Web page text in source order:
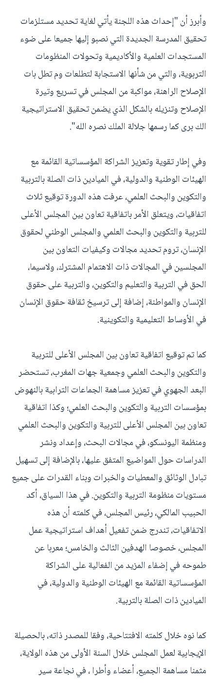
وأبرز أن "إحداث هذه اللجنة يأتي لغاية تحديد مستلزمات
تحقيق المدرسة الجديدة التي نصبو إليها جميعا على ضوء
المستجدات العلمية والأكاديمية وتحولات المنظومات
التربوية، والتي من شأنها الاستجابة لتطلعات وم تطل بات
الإصلاح الراهنة، مواكبة من المجلس في تسريع وتيرة
الإصلاح وتنزيله بالشكل الذي يضمن تحقيق الاستراتيجية
الك برى كما رسمها جلالة الملك نصره الله".
وفي إطار تقوية وتعزيز الشراكة المؤسساتية القائمة مع
الهيئات الوطنية والدولية، في الميادين ذات الصلة بالتربية
والتكوين والبحث العلمي، عرفت هذه الدورة توقيع ثلاث
اتفاقيات، ويتعلق الأمر باتفاقية تعاون بين المجلس الأعلى
للتربية والتكوين والبحث العلمي والمجلس الوطني لحقوق
الإنسان، تروم تحديد مجالات وكيفيات التعاون بين
المجلسين في المجالات ذات الاهتمام المشترك، ولاسيما،
الحق في التربية والتعليم والتكوين، والتربية على حقوق
الإنسان والمواطنة، إضافة إلى ترسيخ ثقافة حقوق الإنسان
في الأوساط التعليمية والتكوينية.
كما تم توقيع اتفاقية تعاون بين المجلس الأعلى للتربية
والتكوين والبحث العلمي وجمعية جهات المغرب، تستحضر
البعد الجهوي في تعزيز مساهمة الجماعات الترابية بالنهوض
بمؤسسات التربية والتكوين والبحث العلمي؛ وكذا اتفاقية
تعاون بين المجلس الأعلى للتربية والتكوين والبحث العلمي
ومنظمة اليونسكو، في مجالات البحث، وإعداد ونشر
الدراسات حول المواضيع المتفق عليها، بالإضافة إلى تسهيل
تبادل الوثائق والمعطيات والخبرات وبناء القدرات على جميع
مستويات منظومة التربية والتكوين. في هذا السياق، أكد
الحبيب المالكي، رئيس المجلس، في كلمته أن هذه
الاتفاقيات، تندرج ضمن تفعيل أهداف استراتيجية عمل
المجلس، خصوصا الهدفين الثالث والخامس؛ معربا عن
طموحه في إضفاء المزيد من الفعالية على الشراكة
المؤسساتية القائمة مع الهيئات الوطنية والدولية، في
الميادين ذات الصلة بالتربية.
كما نوه خلال كلمته الافتتاحية، وفقا للمصدر ذاته، بالحصيلة
الإيجابية لعمل المجلس خلال السنة الأولى من هذه الولاية،
مثمنا مساهمة الجميع، أعضاء وأطرا ، في نجاعة سير